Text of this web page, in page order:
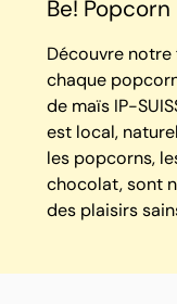
Be! Popcorn
Découvre
chaque
de maïs IP-
est local,
les popcorns,
chocolat, sont
des plaisirs